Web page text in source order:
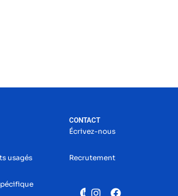
usagés
CONTACT
Écrivez-nous
Recrutement